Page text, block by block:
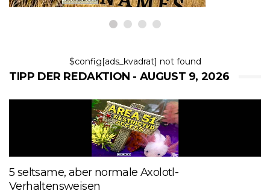
$config[ads_kvadrat] not found
TIPP DER REDAKTION - AUGUST 9, 2026
5 seltsame, aber normale Axolotl-
Verhaltensweisen